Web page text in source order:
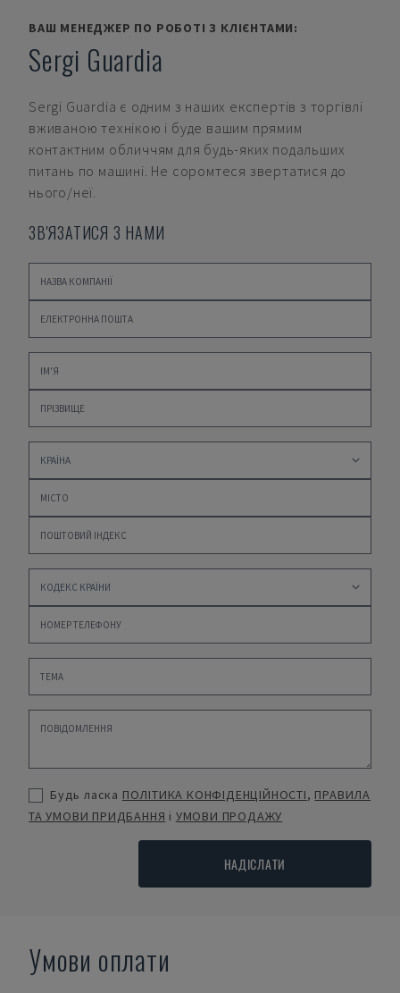
ВАШ МЕНЕДЖЕР ПО РОБОТІ З КЛІЄНТАМИ:
Sergi Guardia
Sergi Guardia є одним з наших експертів з торгівлі
вживаною технікою і буде вашим прямим
контактним обличчям для будь-яких подальших
питань по машині. Не соромтеся звертатися до
нього/неї.
ЗВ'ЯЗАТИСЯ З НАМИ
Будь ласка ПОЛІТИКА КОНФІДЕНЦІЙНОСТІ, ПРАВИЛА
ТА УМОВИ ПРИДБАННЯ і УМОВИ ПРОДАЖУ
НАДІСЛАТИ
Умови оплати